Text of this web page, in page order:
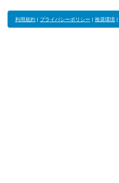
利用規約 | プライバシーポリシー | 推奨環境 |